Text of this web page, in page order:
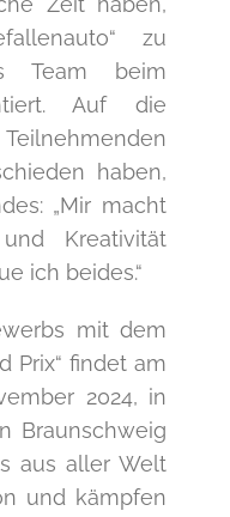
zu
Team beim
Auf die
haben,
„Mir macht
Kreativität
ich beides.“
mit dem
Prix“ findet am
2024, in
Braunschweig
aus aller Welt
und kämpfen